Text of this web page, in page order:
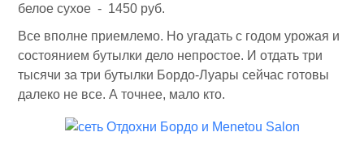
белое сухое - 1450 руб.
Все вполне приемлемо. Но угадать с годом урожая и
состоянием бутылки дело непростое. И отдать три
тысячи за три бутылки Бордо-Луары сейчас готовы
далеко не все. А точнее, мало кто.